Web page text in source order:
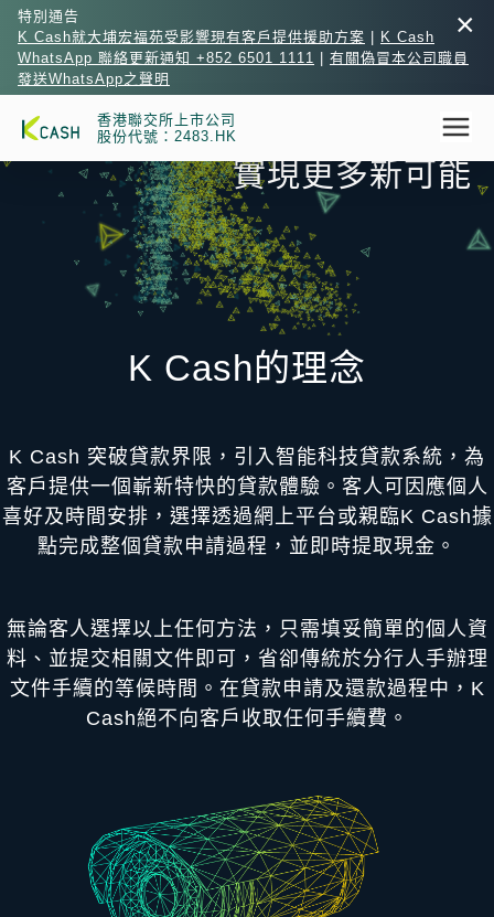
×
特別通告
K Cash就大埔宏福苑受影響現有客戶提供援助方案
K Cash
WhatsApp 聯絡更新通知 +852 6501 1111
有關偽冒本公司職員
發送WhatsApp之聲明
香港聯交所上市公司
股份代號：2483.HK
釋放科技力量
實現更多新可能
K Cash的理念
K Cash 突破貸款界限，引入智能科技貸款系統，為
客戶提供一個嶄新特快的貸款體驗。客人可因應個人
喜好及時間安排，選擇透過網上平台或親臨K Cash據
點完成整個貸款申請過程，並即時提取現金。
無論客人選擇以上任何方法，只需填妥簡單的個人資
料、並提交相關文件即可，省卻傳統於分行人手辦理
文件手續的等候時間。在貸款申請及還款過程中，K
Cash絕不向客戶收取任何手續費。